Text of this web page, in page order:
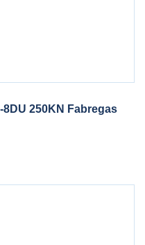
250KN Fabregas